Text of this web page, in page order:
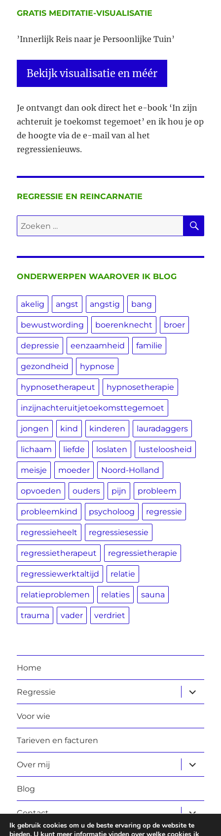
Van
Rust
GRATIS MEDITATIE-VISUALISATIE
’Innerlijk Reis naar je Persoonlijke Tuin’
Bekijk visualisatie en méér
Je ontvangt dan ook direct het e-book ‘In zijn
achteruit je toekomst tegemoet’ en ik hou je op
de hoogte via de e-mail van al het
regressienieuws.
REGRESSIE EN REINCARNATIE
Zoeken
naar:
ONDERWERPEN WAAROVER IK BLOG
akelig angst angstig bang
bewustwording boerenknecht broer
depressie eenzaamheid familie
gezondheid hypnose
hypnosetherapeut hypnosetherapie
inzijnachteruitjetoekomsttegemoet
jongen kind kinderen lauradaggers
lichaam liefde loslaten lusteloosheid
meisje moeder Noord-Holland
opvoeden ouders pijn probleem
probleemkind psycholoog regressie
regressieheelt regressiesessie
regressietherapeut regressietherapie
regressiewerktaltijd relatie
relatieproblemen relaties sauna
trauma vader verdriet
Home
Regressie
Voor wie
Tarieven en facturen
Over mij
Blog
Contact
Ik gebruik cookies om u de beste ervaring op de website te